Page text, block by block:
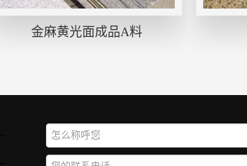
金麻黄光面成品A料